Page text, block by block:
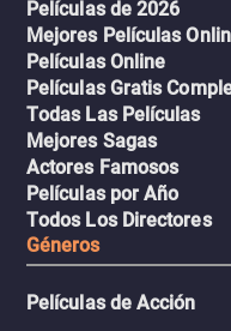
Películas de 2026
Mejores Películas
Películas Online
Películas Gratis
Todas Las Películas
Mejores Sagas
Actores Famosos
Películas por Año
Todos Los Directores
Géneros
Películas de Acción